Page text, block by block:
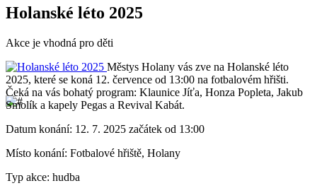
Holanské léto 2025
Akce je vhodná pro děti
Městys Holany vás zve na Holanské léto
2025, které se koná 12. července od 13:00 na fotbalovém hřišti.
Čeká na vás bohatý program: Klaunice Jíťa, Honza Popleta, Jakub
Smolík a kapely Pegas a Revival Kabát.
Datum konání: 12. 7. 2025 začátek od 13:00
Místo konání: Fotbalové hřiště, Holany
Typ akce: hudba